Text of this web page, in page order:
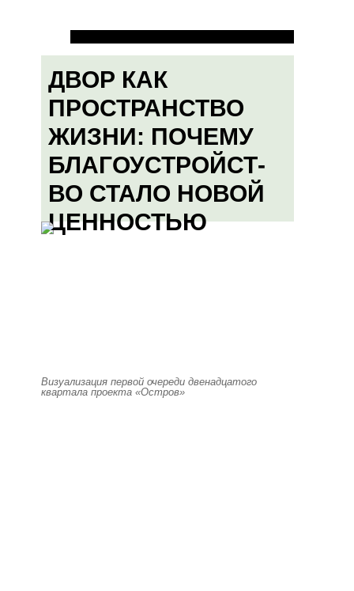
ДВОР КАК
ПРОСТРАНСТВО
ЖИЗНИ: ПОЧЕМУ
БЛАГОУСТРОЙСТ-
ВО СТАЛО НОВОЙ
ЦЕННОСТЬЮ
Визуализация первой очереди двенадцатого
квартала проекта «Остров»